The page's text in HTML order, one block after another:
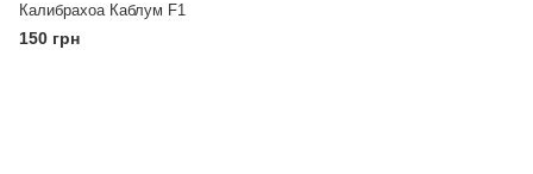
Калибрахоа Каблум F1
150 грн